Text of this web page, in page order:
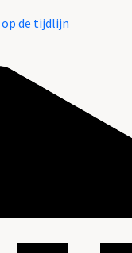
de tijdlijn